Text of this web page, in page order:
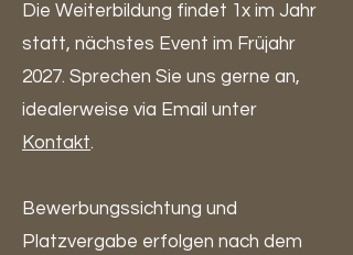
Die Weiterbildung findet 1x im Jahr
statt, nächstes Event im Früjahr
2027. Sprechen Sie uns gerne an,
idealerweise via Email unter
Kontakt.
Bewerbungssichtung und
Platzvergabe erfolgen nach dem